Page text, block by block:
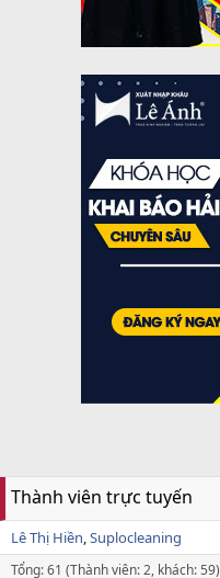
Thành viên trực tuyến
Lê Thị Hiền Suplocleaning
Tổng: 61 (Thành viên: 2, khách: 59)